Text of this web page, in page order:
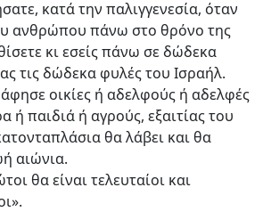
κατά την παλιγγενεσία, όταν
ανθρώπου πάνω στο θρόνο της
κι εσείς πάνω σε δώδεκα
τις δώδεκα φυλές του Ισραήλ.
οικίες ή αδελφούς ή αδελφές
ή παιδιά ή αγρούς, εξαιτίας του
θα λάβει και θα
αιώνια.
θα είναι τελευταίοι και